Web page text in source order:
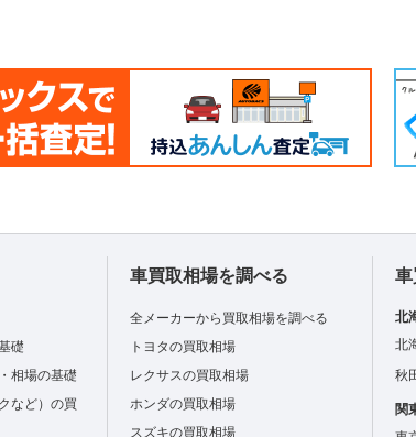
礎
相場の基礎
など）の買
車買取相場を調べる
全メーカーから買取相場を調べる
トヨタの買取相場
レクサスの買取相場
ホンダの買取相場
スズキの買取相場
車
北
北
秋
関